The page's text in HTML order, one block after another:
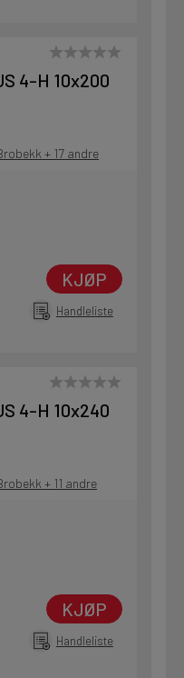
4-H 10x200
+ 17 andre
KJØP
Handleliste
4-H 10x240
+ 11 andre
KJØP
Handleliste